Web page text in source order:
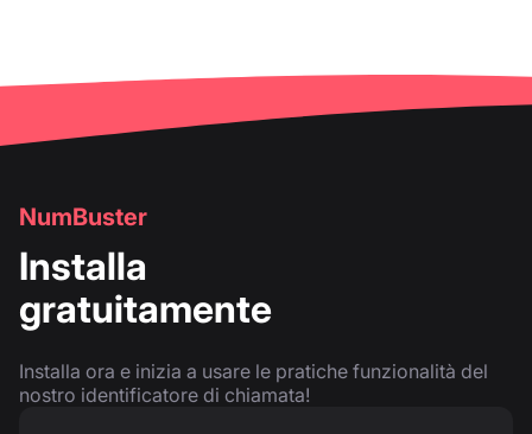
NumBuster
Installa
gratuitamente
Installa ora e inizia a usare le pratiche funzionalità del
nostro identificatore di chiamata!